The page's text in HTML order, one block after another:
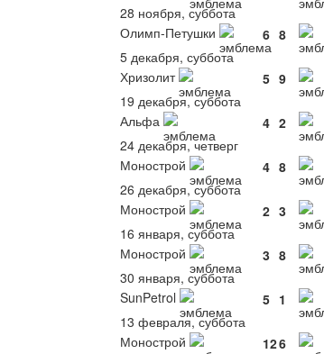
28 ноября, суббота
Олимп-Петушки
6 8
5 декабря, суббота
Хризолит
5 9
19 декабря, суббота
Альфа
4 2
24 декабря, четверг
Монострой
4 8
26 декабря, суббота
Монострой
2 3
16 января, суббота
Монострой
3 8
30 января, суббота
SunPetrol
5 1
13 февраля, суббота
Монострой
126